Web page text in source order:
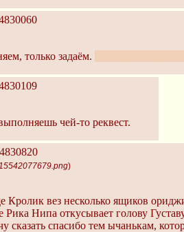
только задаём.
чей-то реквест.
)
Кролик вез несколько ящиков
Рика Нипа откусывает голову
сказать спасибо тем ычанькам,